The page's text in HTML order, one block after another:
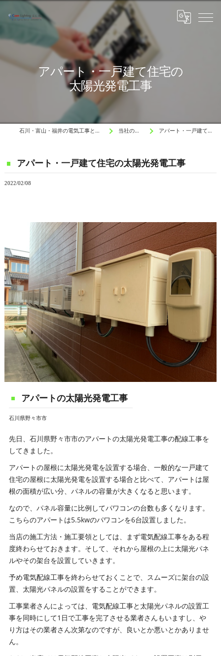
アパート・一戸建て住宅の
太陽光発電工事
石川・富山・福井の電気工事と水道工事はCzen Lighting 電工 当社の施工例 Blog アパート・一戸建て住宅の太陽光発電工事
アパート・一戸建て住宅の太陽光発電工事
2022/02/08
アパートの太陽光発電工事
石川県野々市市
先日、石川県野々市市のアパートの太陽光発電工事の配線工事を
してきました。
アパートの屋根に太陽光発電を設置する場合、一般的な一戸建て
住宅の屋根に太陽光発電を設置する場合と比べて、アパートは屋
根の面積が広い分、パネルの容量が大きくなると思います。
なので、パネル容量に比例してパワコンの台数も多くなります。
こちらのアパートは5.5kwのパワコンを6台設置しました。
当店の施工方法・施工要領としては、まず電気配線工事をある程
度終わらせておきます。そして、それから屋根の上に太陽光パネ
ルやその架台を設置していきます。
予め電気配線工事を終わらせておくことで、スムーズに架台の設
置、太陽光パネルの設置をすることができます。
工事業者さんによっては、電気配線工事と太陽光パネルの設置工
事を同時にして1日で工事を完了させる業者さんもいますし、や
り方はその業者さん次第なのですが、良いとか悪いとかありませ
ん。